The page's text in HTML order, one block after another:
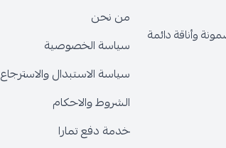
وأناقة دائمة
من نحن
سياسة الخصوصية
سياسة الاستبدال والاسترجاع
الشروط والاحكام
خدمة دفع تمارا